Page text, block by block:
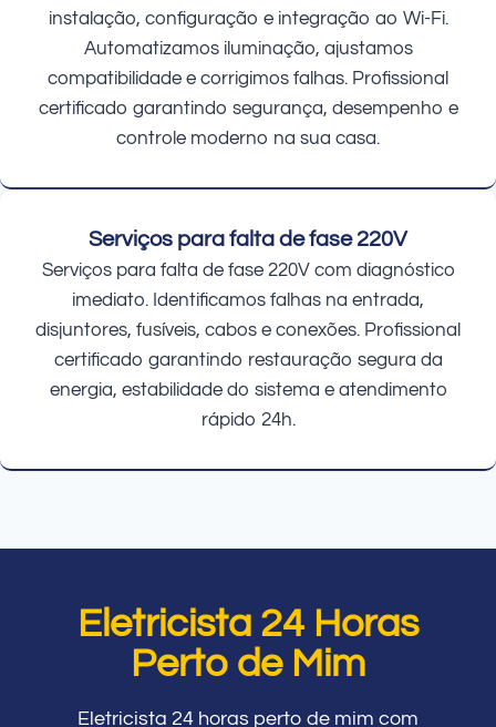
instalação, configuração e integração ao Wi-Fi.
Automatizamos iluminação, ajustamos
compatibilidade e corrigimos falhas. Profissional
certificado garantindo segurança, desempenho e
controle moderno na sua casa.
Serviços para falta de fase 220V
Serviços para falta de fase 220V com diagnóstico
imediato. Identificamos falhas na entrada,
disjuntores, fusíveis, cabos e conexões. Profissional
certificado garantindo restauração segura da
energia, estabilidade do sistema e atendimento
rápido 24h.
Eletricista 24 Horas
Perto de Mim
Eletricista 24 horas perto de mim com